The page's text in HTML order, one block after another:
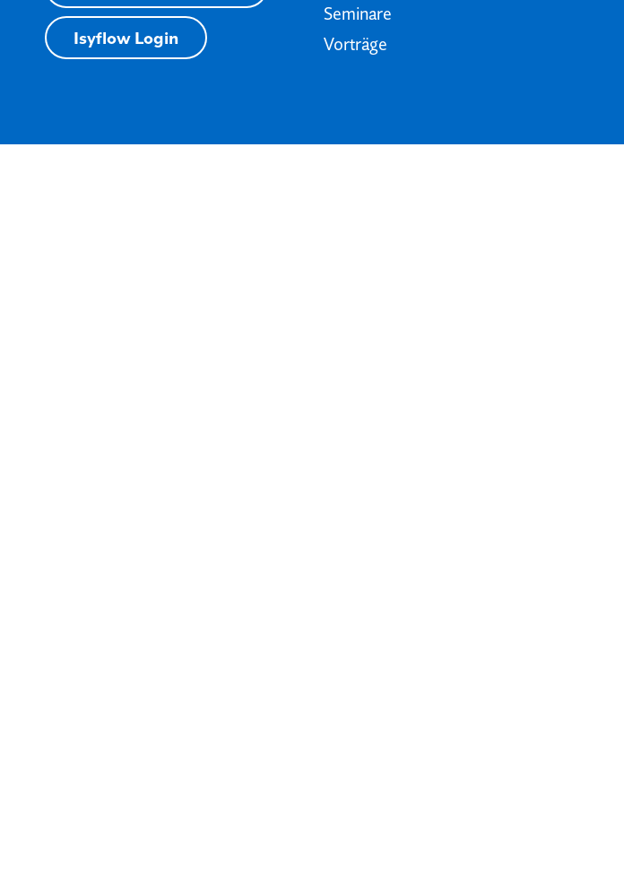
Isyflow Login
Seminare
Vorträge